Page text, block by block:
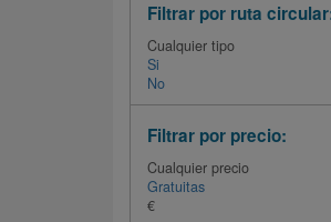
Filtrar por ruta
Cualquier tipo
Si
No
Filtrar por precio:
Cualquier precio
Gratuitas
€